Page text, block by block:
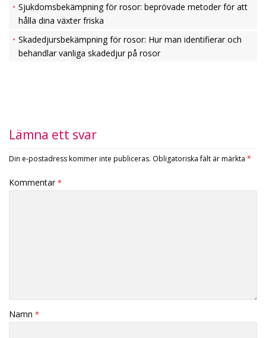
Sjukdomsbekämpning för rosor: beprövade metoder för att
hålla dina växter friska
Skadedjursbekämpning för rosor: Hur man identifierar och
behandlar vanliga skadedjur på rosor
Lämna ett svar
Din e-postadress kommer inte publiceras. Obligatoriska fält är märkta *
Kommentar*
Namn *